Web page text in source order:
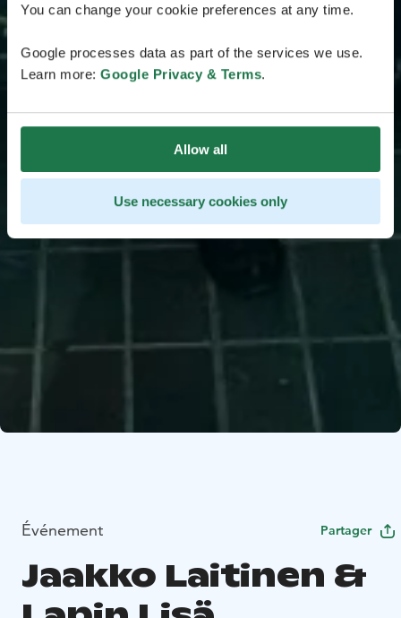
You can change your cookie preferences at any time.
Google processes data as part of the services we use.
Learn more: Google Privacy & Terms.
Allow all
Use necessary cookies only
Événement Partager
Jaakko Laitinen &